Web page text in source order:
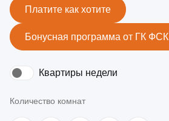
Платите как хотите
Бонусная программа от ГК ФСК
Квартиры недели
Количество комнат